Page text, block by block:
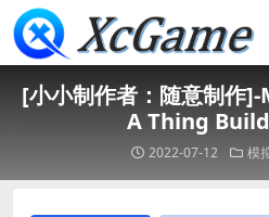
[小小制作者：随意制作
A Thing
2022-07-12 模